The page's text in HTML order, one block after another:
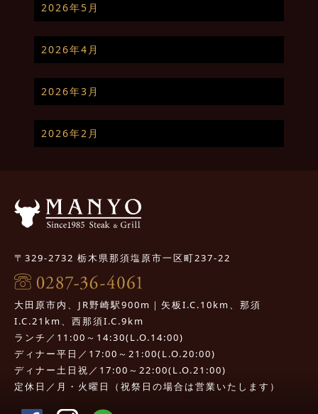
2026年5月
2026年4月
2026年3月
2026年2月
〒329-2732 栃木県那須塩原市一区町237-22
大田原市内、JR野崎駅900m｜矢板I.C.10km、那須
I.C.21km、西那須I.C.9km
ランチ／11:00～14:30(L.O.14:00)
ディナー平日／17:00～21:00(L.O.20:00)
ディナー土日祝／17:00～22:00(L.O.21:00)
定休日／月・火曜日（祝祭日の場合は営業いたします）